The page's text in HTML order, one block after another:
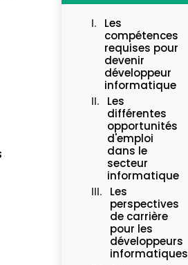
Les
compétences
requises pour
devenir
développeur
informatique
Les
différentes
opportunités
d'emploi
dans le
secteur
informatique
Les
perspectives
de carrière
pour les
développeurs
informatiques